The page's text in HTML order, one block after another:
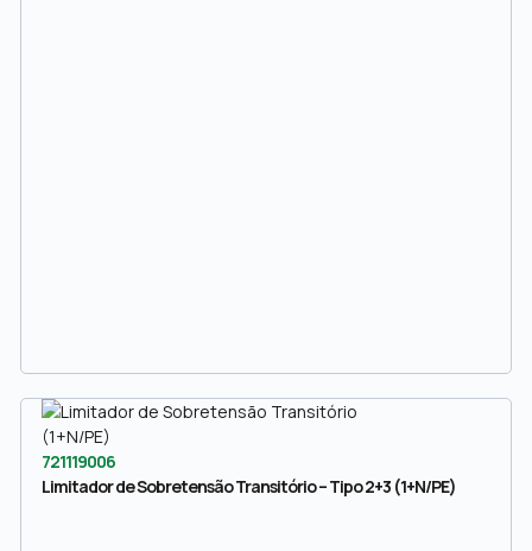
721119006
Limitador de Sobretensão Transitório – Tipo 2+3 (1+N/PE)